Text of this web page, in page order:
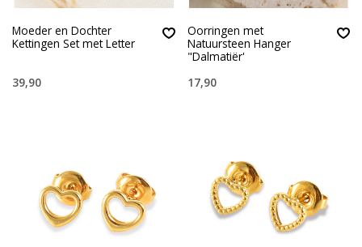
Moeder en Dochter
Kettingen Set met Letter
39,90
Oorringen met
Natuursteen Hanger
"Dalmatiër'
17,90